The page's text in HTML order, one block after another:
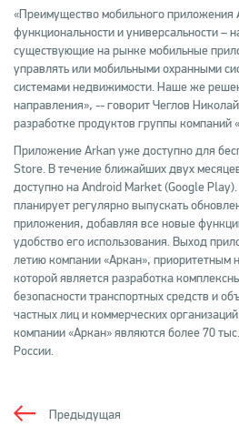
«Преимущество мобильного приложения
функциональности и универсальности –
существующие на рынке мобильные
управлять или мобильными охранными
системами недвижимости. Наше же
направления», -- говорит Чеглов
разработке продуктов группы компаний
Приложение Arkan уже доступно для
Store. В течение ближайших двух
доступно на Android Market (Google
планирует регулярно выпускать
приложения, добавляя все новые
удобство его использования. Выход
летию компании «Аркан», приоритетным
которой является разработка
безопасности транспортных средств и
частных лиц и коммерческих
компании «Аркан» являются более 70
России.
Предыдущая